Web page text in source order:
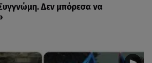
Δεν μπόρεσα να